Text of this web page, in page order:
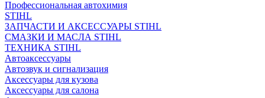
Профессиональная автохимия
STIHL
ЗАПЧАСТИ И АКСЕССУАРЫ STIHL
СМАЗКИ И МАСЛА STIHL
ТЕХНИКА STIHL
Автоаксессуары
Автозвук и сигнализация
Аксессуары для кузова
Аксессуары для салона